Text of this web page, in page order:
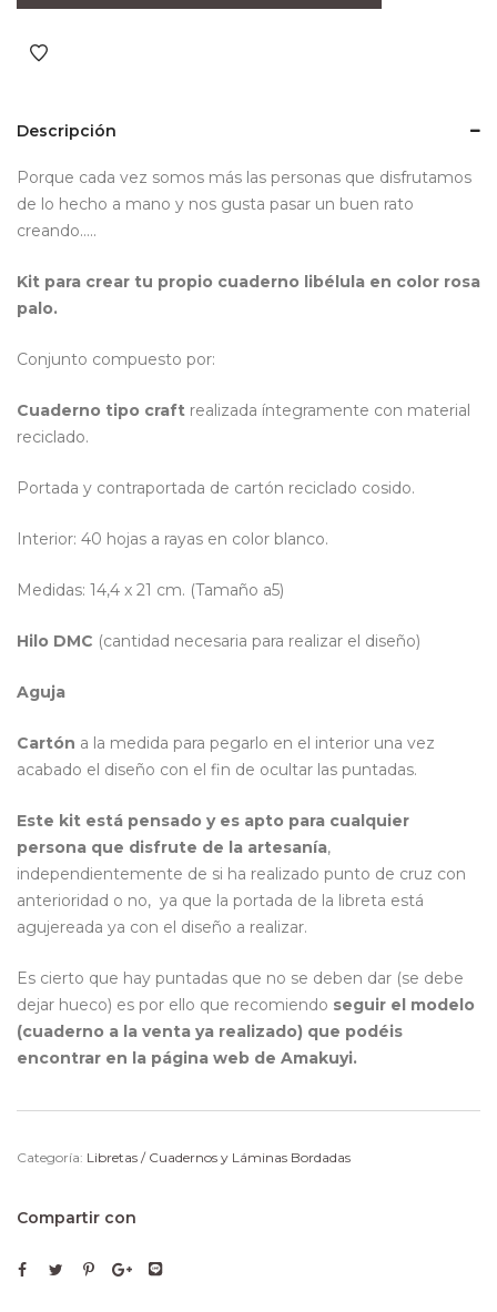
Descripción
Porque cada vez somos más las personas que disfrutamos
de lo hecho a mano y nos gusta pasar un buen rato
creando…..
Kit para crear tu propio cuaderno libélula en color rosa
palo.
Conjunto compuesto por:
Cuaderno tipo craft realizada íntegramente con material
reciclado.
Portada y contraportada de cartón reciclado cosido.
Interior: 40 hojas a rayas en color blanco.
Medidas: 14,4 x 21 cm. (Tamaño a5)
Hilo DMC (cantidad necesaria para realizar el diseño)
Aguja
Cartón a la medida para pegarlo en el interior una vez
acabado el diseño con el fin de ocultar las puntadas.
Este kit está pensado y es apto para cualquier
persona que disfrute de la artesanía,
independientemente de si ha realizado punto de cruz con
anterioridad o no, ya que la portada de la libreta está
agujereada ya con el diseño a realizar.
Es cierto que hay puntadas que no se deben dar (se debe
dejar hueco) es por ello que recomiendo seguir el modelo
(cuaderno a la venta ya realizado) que podéis
encontrar en la página web de Amakuyi.
Categoría: Libretas / Cuadernos y Láminas Bordadas
Compartir con